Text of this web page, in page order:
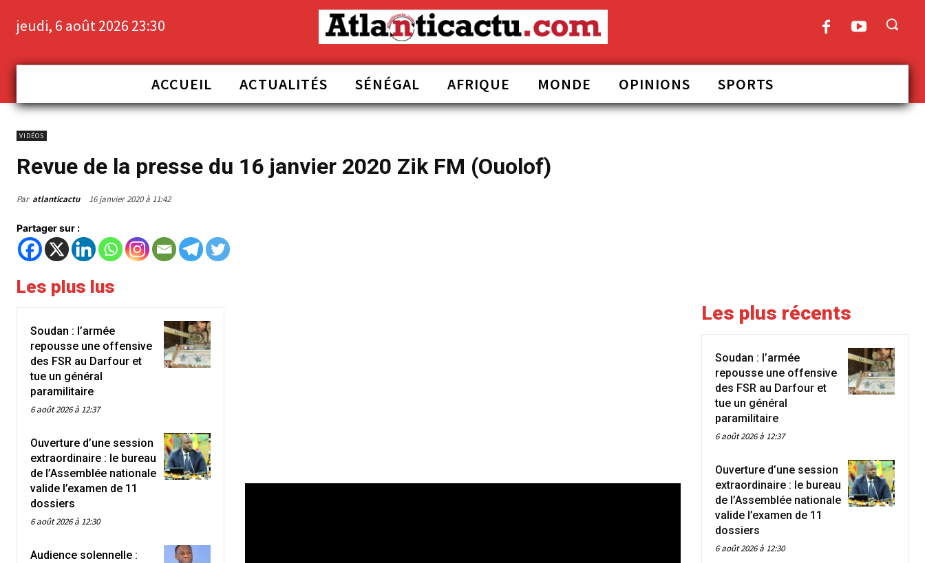
jeudi, 6 août 2026 23:30
ACCUEIL ACTUALITÉS SÉNÉGAL AFRIQUE MONDE OPINIONS SPORTS
VIDÉOS
Revue de la presse du 16 janvier 2020 Zik FM (Ouolof)
Par atlanticactu 16 janvier 2020 à 11:42
Partager sur :
Les plus lus
Soudan : l’armée
repousse une offensive
des FSR au Darfour et
tue un général
paramilitaire
6 août 2026 à 12:37
Ouverture d’une session
extraordinaire : le bureau
de l’Assemblée nationale
valide l’examen de 11
dossiers
6 août 2026 à 12:30
Audience solennelle :
Les plus récents
Soudan : l’armée
repousse une offensive
des FSR au Darfour et
tue un général
paramilitaire
6 août 2026 à 12:37
Ouverture d’une session
extraordinaire : le bureau
de l’Assemblée nationale
valide l’examen de 11
dossiers
6 août 2026 à 12:30